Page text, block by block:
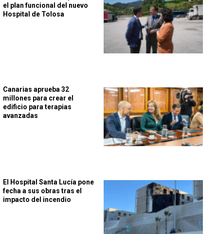
el plan funcional del nuevo
Hospital de Tolosa
Canarias aprueba 32
millones para crear el
edificio para terapias
avanzadas
El Hospital Santa Lucía pone
fecha a sus obras tras el
impacto del incendio